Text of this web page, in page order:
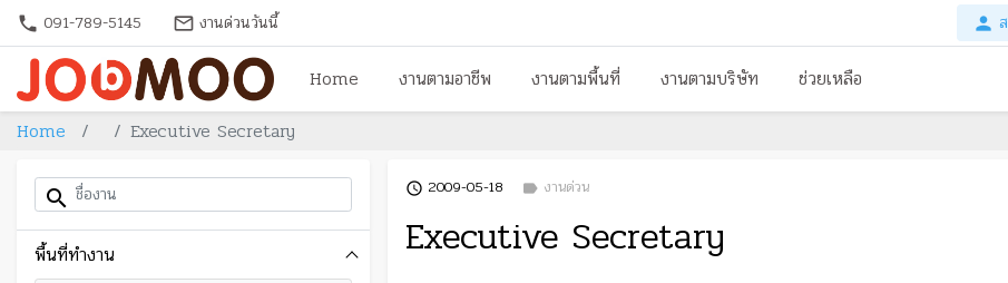
phone 091-789-5145 mail_outline งานด่วนวันนี้ person
Home งานตามอาชีพ งานตามพื้นที่ งานตามบริษัท
ช่วยเหลือ
Home
Executive Secretary
search
พื้นที่ทำงาน
access_time 2009-05-18 label งานด่วน
Executive Secretary